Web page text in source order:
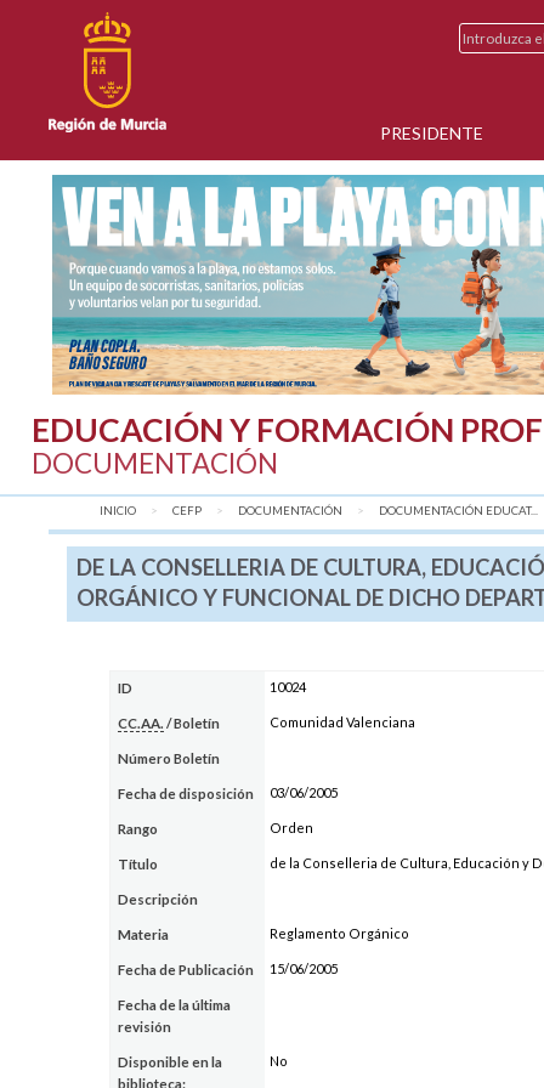
PRESIDENTE
EDUCACIÓN Y FORMACIÓN
DOCUMENTACIÓN
INICIO CEFP DOCUMENTACIÓN DOCUMENTACIÓN EDUCAT...
DE LA CONSELLERIA DE CULTURA,
ORGÁNICO Y FUNCIONAL DE DICHO
ID 10024
CC.AA. / Boletín Comunidad Valenciana
Número Boletín
Fecha de disposición 03/06/2005
Rango Orden
Título de la Conselleria de Cultura, Educación y
Descripción
Materia Reglamento Orgánico
Fecha de Publicación 15/06/2005
Fecha de la última
revisión
Disponible en la
biblioteca:
No